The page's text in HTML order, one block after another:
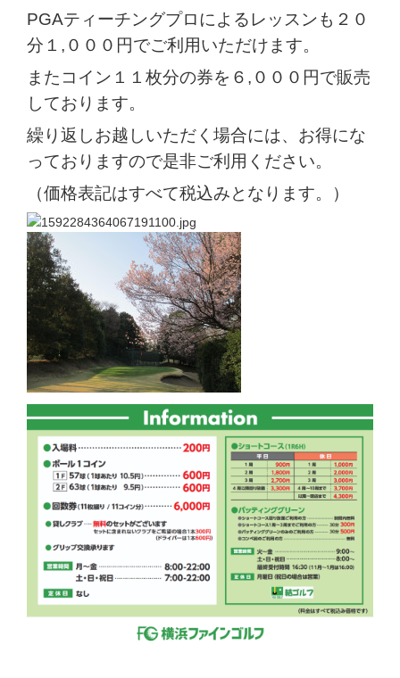
PGAティーチングプロによるレッスンも２０
分１,０００円でご利用いただけます。
またコイン１１枚分の券を６,０００円で販売
しております。
繰り返しお越しいただく場合には、お得にな
っておりますので是非ご利用ください。
（価格表記はすべて税込みとなります。）